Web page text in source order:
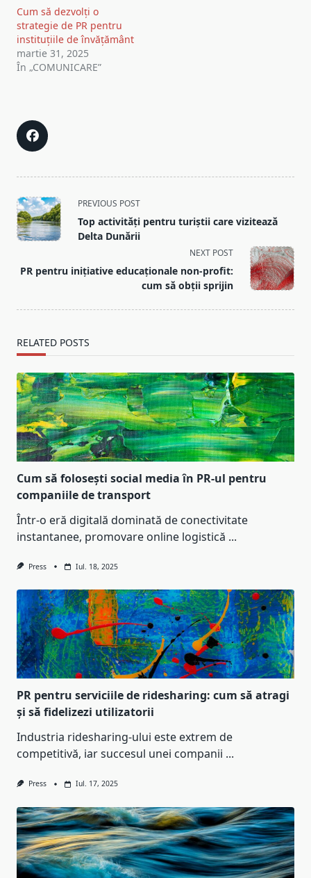
Cum să dezvolți o
strategie de PR pentru
instituțiile de învățământ
martie 31, 2025
În „COMUNICARE”
<span
class="nav-
subtitle
reader-
PREVIOUS POST
Top activități pentru turiștii care vizitează
Delta Dunării
NEXT POST
PR pentru inițiative educaționale non-profit:
cum să obții sprijin
RELATED POSTS
Cum să folosești social media în PR-ul pentru
companiile de transport
Într-o eră digitală dominată de conectivitate
instantanee, promovare online logistică ...
Press Iul. 18, 2025
PR pentru serviciile de ridesharing: cum să atragi
și să fidelizezi utilizatorii
Industria ridesharing-ului este extrem de
competitivă, iar succesul unei companii ...
Press Iul. 17, 2025